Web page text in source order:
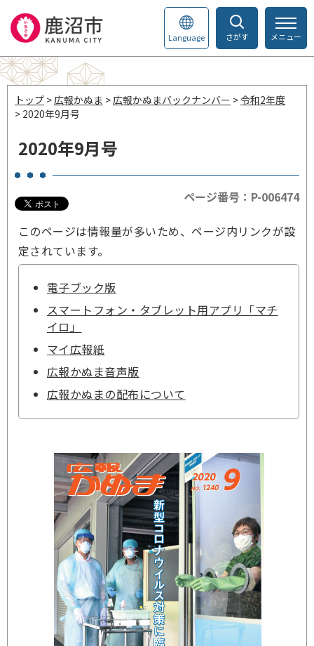
さがす
Language メニュー
トップ >広報かぬま >広報かぬまバックナンバー >令和2年度
> 2020年9月号
2020年9月号
ページ番号：P-006474
このページは情報量が多いため、ページ内リンクが設
定されています。
電子ブック版
スマートフォン・タブレット用アプリ「マチ
イロ」
マイ広報紙
広報かぬま音声版
広報かぬまの配布について